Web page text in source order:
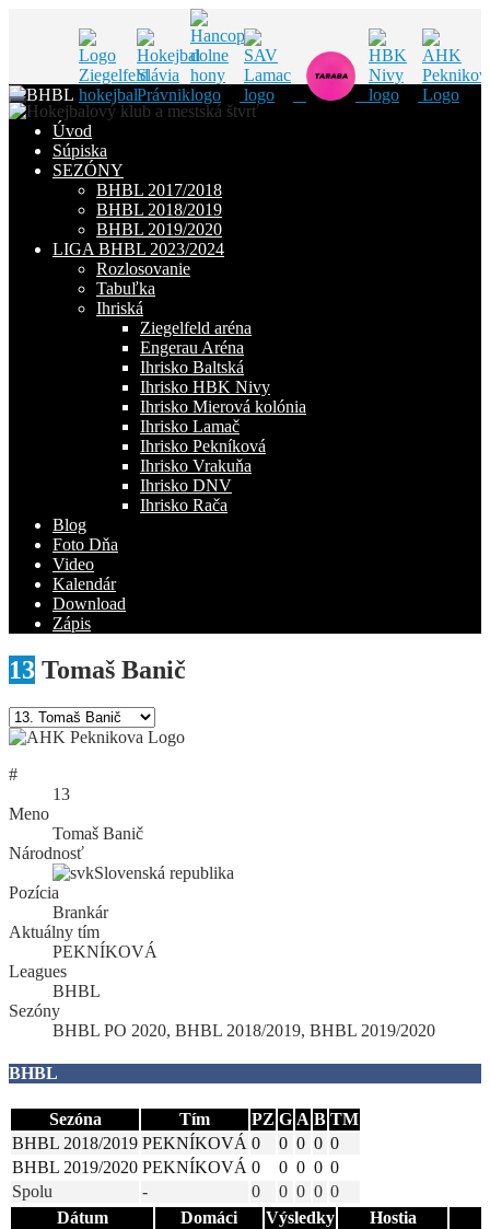
Skip
content
Úvod
Súpiska
SEZÓNY
BHBL 2017/2018
BHBL 2018/2019
BHBL 2019/2020
LIGA BHBL 2023/2024
Rozlosovanie
Tabuľka
Ihriská
Ziegelfeld aréna
Engerau Aréna
Ihrisko Baltská
Ihrisko HBK Nivy
Ihrisko Mierová kolónia
Ihrisko Lamač
Ihrisko Pekníková
Ihrisko Vrakuňa
Ihrisko DNV
Ihrisko Rača
Blog
Foto Dňa
Video
Kalendár
Download
Zápis
13 Tomaš Banič
#
13
Meno
Tomaš Banič
Národnosť
Slovenská republika
Pozícia
Brankár
Aktuálny tím
PEKNÍKOVÁ
Leagues
BHBL
Sezóny
BHBL PO 2020, BHBL 2018/2019, BHBL 2019/2020
BHBL
Sezóna Tím PZ G A B TM
BHBL 2018/2019 PEKNÍKOVÁ 0 0 0 0 0
BHBL 2019/2020 PEKNÍKOVÁ 0 0 0 0 0
Spolu
- 0 0 0 0 0
Dátum
Domáci Výsledky Hostia